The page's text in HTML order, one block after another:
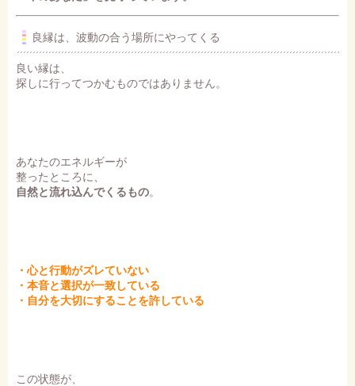
良縁は、波動の合う場所にやってくる
良い縁は、
探しに行ってつかむものではありません。
あなたのエネルギーが
整ったところに、
自然と流れ込んでくるもの。
・心と行動がズレていない
・本音と選択が一致している
・自分を大切にすることを許している
この状態が、